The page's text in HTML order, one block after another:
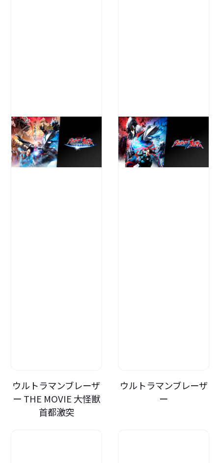
ウルトラマンブレーザ
ー THE MOVIE 大怪獣
首都激突
ウルトラマンブレーザ
ー